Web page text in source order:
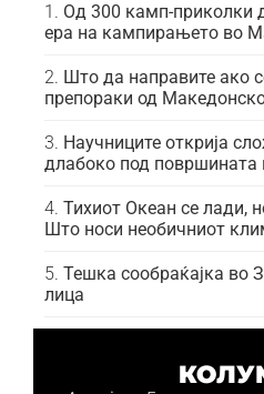
Од 300 камп-приколки
ера на кампирањето во
Што да направите ако
препораки од
Научниците открија
длабоко под површината
Тихиот Океан се лади,
Што носи необичниот
Тешка сообраќајка во
лица